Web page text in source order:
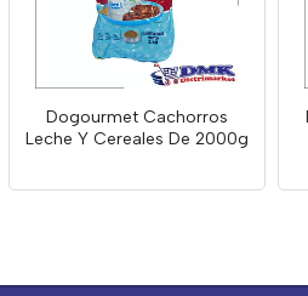
Dogourmet Cachorros
Leche Y Cereales De 2000g